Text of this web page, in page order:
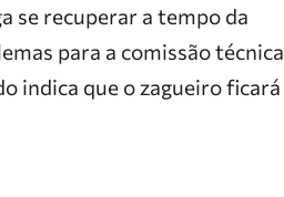
se recuperar a tempo da
para a comissão técnica
indica que o zagueiro ficará